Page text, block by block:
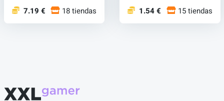
7.19 € 18 tiendas 1.54 € 15 tiendas